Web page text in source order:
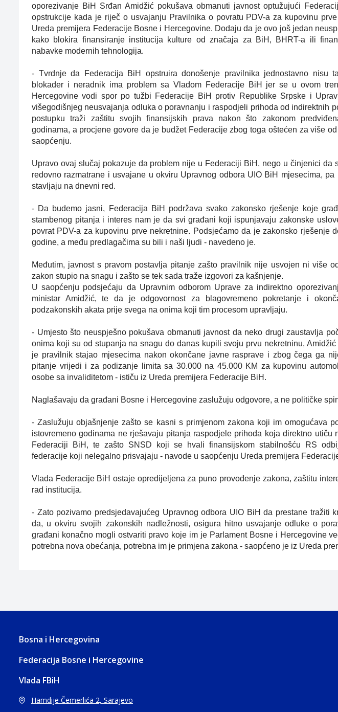
oporezivanje BiH Srđan Amidžić pokušava obmanuti javnost optužujući
opstrukcije kada je riječ o usvajanju Pravilnika o povratu PDV-a za kupovinu
Ureda premijera Federacije Bosne i Hercegovine. Dodaju da je ovo još jedan
kako blokira finansiranje institucija kulture od značaja za BiH, BHRT-a ili
nabavke modernih tehnologija.
- Tvrdnje da Federacija BiH opstruira donošenje pravilnika jednostavno nisu
blokader i neradnik ima problem sa Vladom Federacije BiH jer se u ovom
Hercegovine vodi spor po tužbi Federacije BiH protiv Republike Srpske i
višegodišnjeg neusvajanja odluka o poravnanju i raspodjeli prihoda od indirektnih
postupku traži zaštitu svojih finansijskih prava nakon što zakonom
godinama, a procjene govore da je budžet Federacije zbog toga oštećen za više
saopćenju.
Upravo ovaj slučaj pokazuje da problem nije u Federaciji BiH, nego u činjenici da
redovno razmatrane i usvajane u okviru Upravnog odbora UIO BiH mjesecima,
stavljaju na dnevni red.
- Da budemo jasni, Federacija BiH podržava svako zakonsko rješenje koje
stambenog pitanja i interes nam je da svi građani koji ispunjavaju zakonske
povrat PDV-a za kupovinu prve nekretnine. Podsjećamo da je zakonsko rješenje
godine, a među predlagačima su bili i naši ljudi - navedeno je.
Međutim, javnost s pravom postavlja pitanje zašto pravilnik nije usvojen ni više
zakon stupio na snagu i zašto se tek sada traže izgovori za kašnjenje.
U saopćenju podsjećaju da Upravnim odborom Uprave za indirektno
ministar Amidžić, te da je odgovornost za blagovremeno pokretanje i
podzakonskih akata prije svega na onima koji tim procesom upravljaju.
- Umjesto što neuspješno pokušava obmanuti javnost da neko drugi zaustavlja
onima koji su od stupanja na snagu do danas kupili svoju prvu nekretninu,
je pravilnik stajao mjesecima nakon okončane javne rasprave i zbog čega ga
pitanje vrijedi i za podizanje limita sa 30.000 na 45.000 KM za kupovinu
osobe sa invaliditetom - ističu iz Ureda premijera Federacije BiH.
Naglašavaju da građani Bosne i Hercegovine zaslužuju odgovore, a ne političke
- Zaslužuju objašnjenje zašto se kasni s primjenom zakona koji im omogućava
istovremeno godinama ne rješavaju pitanja raspodjele prihoda koja direktno utiču
Federaciji BiH, te zašto SNSD koji se hvali finansijskom stabilnošću RS
federacije koji nelegalno prisvajaju - navode u saopćenju Ureda premijera
Vlada Federacije BiH ostaje opredijeljena za puno provođenje zakona, zaštitu
rad institucija.
- Zato pozivamo predsjedavajućeg Upravnog odbora UIO BiH da prestane tražiti
da, u okviru svojih zakonskih nadležnosti, osigura hitno usvajanje odluke o
građani konačno mogli ostvariti pravo koje im je Parlament Bosne i Hercegovine
potrebna nova obećanja, potrebna im je primjena zakona - saopćeno je iz Ureda
Bosna i Hercegovina
Federacija Bosne i Hercegovine
Vlada FBiH
Hamdije Čemerlića 2, Sarajevo